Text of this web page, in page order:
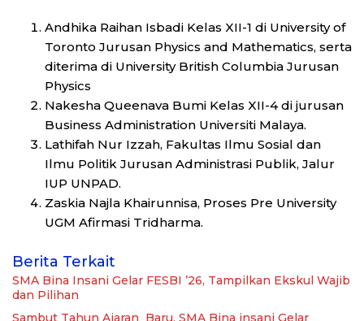
Andhika Raihan Isbadi Kelas XII-1 di University of
Toronto Jurusan Physics and Mathematics, serta
diterima di University British Columbia Jurusan
Physics
Nakesha Queenava Bumi Kelas XII-4 di jurusan
Business Administration Universiti Malaya.
Lathifah Nur Izzah, Fakultas Ilmu Sosial dan
Ilmu Politik Jurusan Administrasi Publik, Jalur
IUP UNPAD.
Zaskia Najla Khairunnisa, Proses Pre University
UGM Afirmasi Tridharma.
Berita Terkait
SMA Bina Insani Gelar FESBI ’26, Tampilkan Ekskul Wajib
dan Pilihan
Sambut Tahun Ajaran Baru, SMA Bina insani Gelar